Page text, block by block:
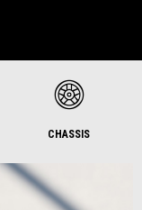
CHASSIS